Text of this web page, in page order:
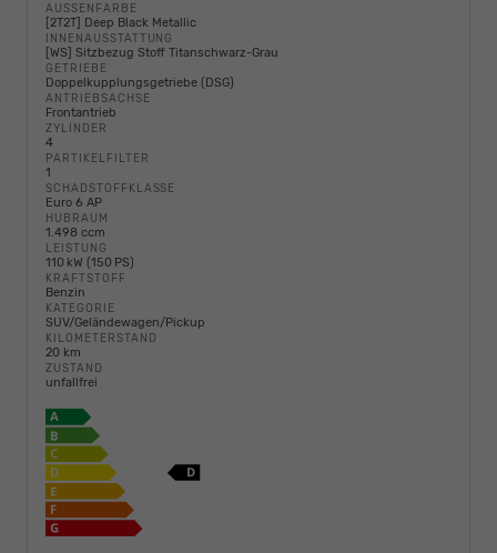
AUSSENFARBE
[2T2T] Deep Black Metallic
INNENAUSSTATTUNG
[WS] Sitzbezug Stoff Titanschwarz-Grau
GETRIEBE
Doppelkupplungsgetriebe (DSG)
ANTRIEBSACHSE
Frontantrieb
ZYLINDER
4
PARTIKELFILTER
1
SCHADSTOFFKLASSE
Euro 6 AP
HUBRAUM
1.498 ccm
LEISTUNG
110 kW (150 PS)
KRAFTSTOFF
Benzin
KATEGORIE
SUV/Geländewagen/Pickup
KILOMETERSTAND
20 km
ZUSTAND
unfallfrei